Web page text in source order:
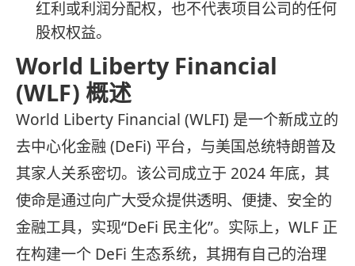
红利或利润分配权，也不代表项目公司的任何
股权权益。
World Liberty Financial
(WLF) 概述
World Liberty Financial (WLFI) 是一个新成立的
去中心化金融 (DeFi) 平台，与美国总统特朗普及
其家人关系密切。该公司成立于 2024 年底，其
使命是通过向广大受众提供透明、便捷、安全的
金融工具，实现“DeFi 民主化”。实际上，WLF 正
在构建一个 DeFi 生态系统，其拥有自己的治理